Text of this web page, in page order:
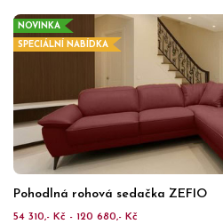
NOVINKA
SPECIÁLNÍ NABÍDKA
Pohodlná rohová sedačka ZEFIO
54 310,- Kč - 120 680,- Kč